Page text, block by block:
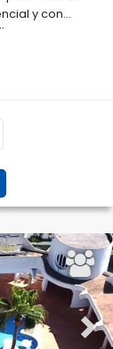
y con
Next